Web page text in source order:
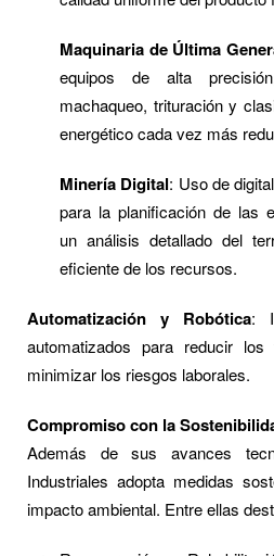
Maquinaria de Última
equipos de alta
machaqueo, trituración y
energético cada vez más
Minería Digital: Uso de
para la planificación de las
un análisis detallado del
eficiente de los recursos.
Automatización y Robótica:
automatizados para reducir
minimizar los riesgos laborales.
Compromiso con la
Además de sus avances
Industriales adopta medidas
impacto ambiental. Entre ellas